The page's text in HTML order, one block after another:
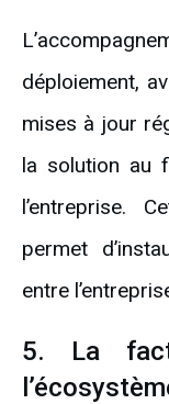
déploiement,
mises à jour
la solution au
l’entreprise.
permet
entre
5. La